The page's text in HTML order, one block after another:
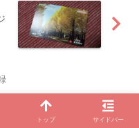
トップ サイドバー